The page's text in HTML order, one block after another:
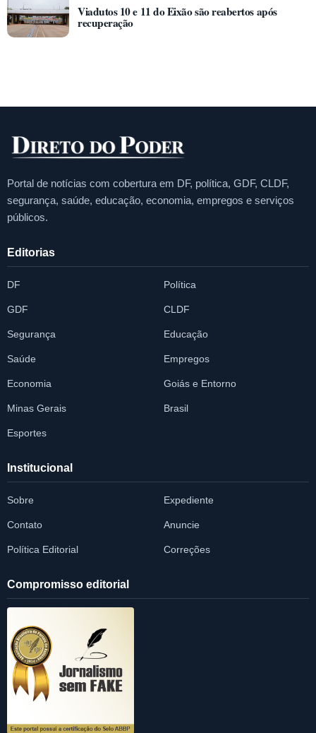
Viadutos 10 e 11 do Eixão são reabertos após
recuperação
Portal de notícias com cobertura em DF, política, GDF, CLDF,
segurança, saúde, educação, economia, empregos e serviços
públicos.
Editorias
DF Política
GDF CLDF
Segurança Educação
Saúde Empregos
Economia Goiás e Entorno
Minas Gerais Brasil
Esportes
Institucional
Sobre Expediente
Contato Anuncie
Política Editorial Correções
Compromisso editorial